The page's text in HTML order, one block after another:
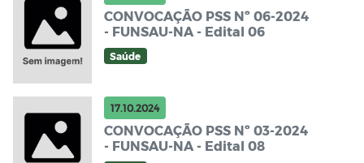
CONVOCAÇÃO PSS Nº 06-2024
- FUNSAU-NA - Edital 06
Saúde
17.10.2024
CONVOCAÇÃO PSS Nº 03-2024
- FUNSAU-NA - Edital 08